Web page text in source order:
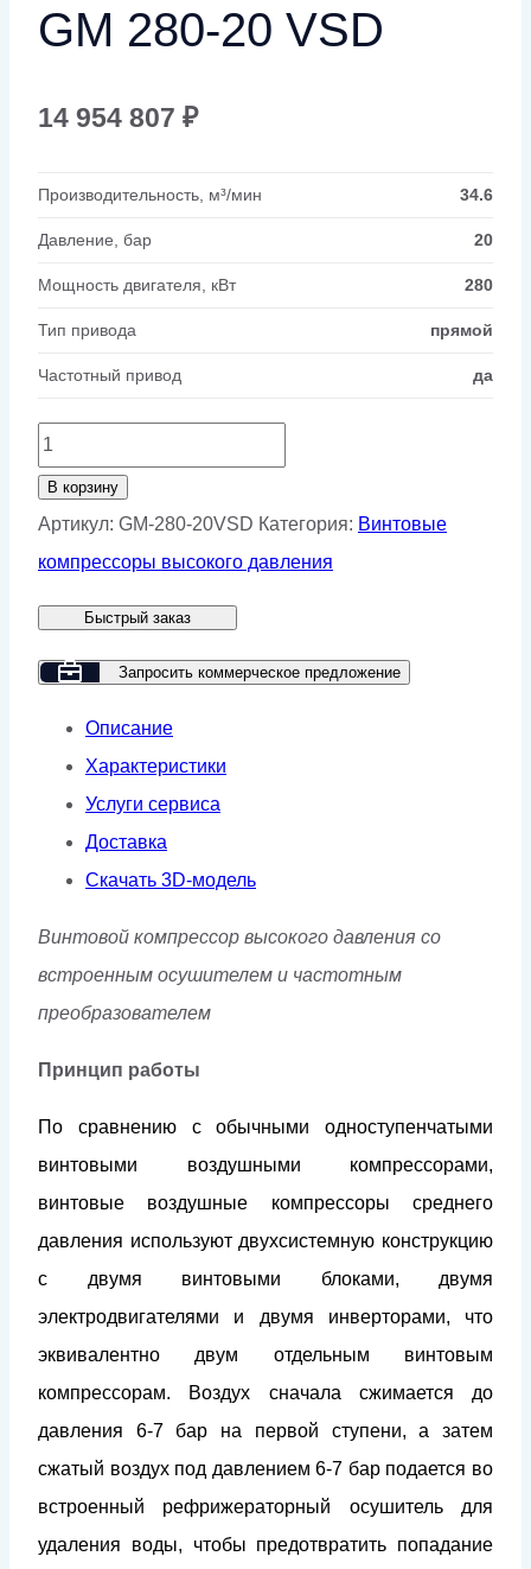
GM 280-20 VSD
14 954 807 ₽
Производительность, м³/мин 34.6
Давление, бар 20
Мощность двигателя, кВт 280
Тип привода прямой
Частотный привод да
Количество
товара
Винтовой
компрессор
GM
280-
В корзину
Артикул: GM-280-20VSD Категория: Винтовые
компрессоры высокого давления
Быстрый заказ
Запросить коммерческое предложение
Описание
Характеристики
Услуги сервиса
Доставка
Скачать 3D-модель
Винтовой компрессор высокого давления со
встроенным осушителем и частотным
преобразователем
Принцип работы
По сравнению с обычными одноступенчатыми
винтовыми воздушными компрессорами,
винтовые воздушные компрессоры среднего
давления используют двухсистемную конструкцию
с двумя винтовыми блоками, двумя
электродвигателями и двумя инверторами, что
эквивалентно двум отдельным винтовым
компрессорам. Воздух сначала сжимается до
давления 6-7 бар на первой ступени, а затем
сжатый воздух под давлением 6-7 бар подается во
встроенный рефрижераторный осушитель для
удаления воды, чтобы предотвратить попадание